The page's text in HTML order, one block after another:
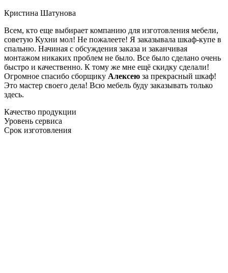
Кристина Шатунова
Всем, кто еще выбирает компанию для изготовления мебели,
советую Кухни мол! Не пожалеете! Я заказывала шкаф-купе в
спальню. Начиная с обсуждения заказа и заканчивая
монтажом никаких проблем не было. Все было сделано очень
быстро и качественно. К тому же мне ещё скидку сделали!
Огромное спасибо сборщику Алексею за прекрасный шкаф!
Это мастер своего дела! Всю мебель буду заказывать только
здесь.
Качество продукции
Уровень сервиса
Срок изготовления